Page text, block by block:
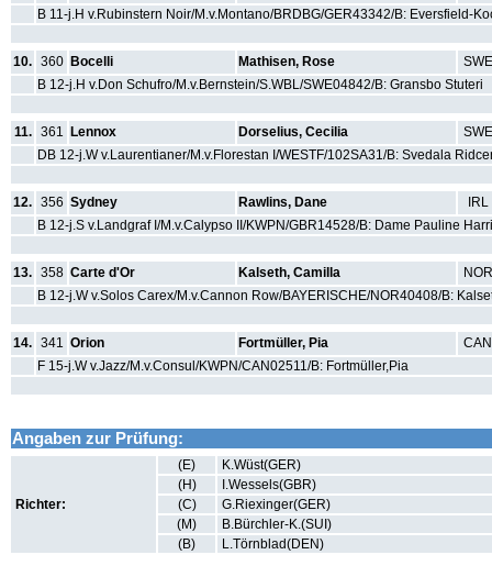
B 11-j.H v.Rubinstern Noir/M.v.Montano/BRDBG/GER43342/B: Eversfield-
10. 360 Bocelli Mathisen, Rose
SWE
B 12-j.H v.Don Schufro/M.v.Bernstein/S.WBL/SWE04842/B: Gransbo Stuteri
11. 361 Lennox Dorselius, Cecilia
SWE
DB 12-j.W v.Laurentianer/M.v.Florestan I/WESTF/102SA31/B: Svedala
12. 356 Sydney Rawlins, Dane
IRL
B 12-j.S v.Landgraf I/M.v.Calypso II/KWPN/GBR14528/B: Dame Pauline
13. 358 Carte d'Or Kalseth, Camilla
NOR
B 12-j.W v.Solos Carex/M.v.Cannon Row/BAYERISCHE/NOR40408/B:
14. 341 Orion Fortmüller, Pia
CAN
F 15-j.W v.Jazz/M.v.Consul/KWPN/CAN02511/B: Fortmüller,Pia
Angaben zur Prüfung:
Richter:
(E)
K.Wüst(GER)
(H)
I.Wessels(GBR)
(C)
G.Riexinger(GER)
(M)
B.Bürchler-K.(SUI)
(B)
L.Törnblad(DEN)